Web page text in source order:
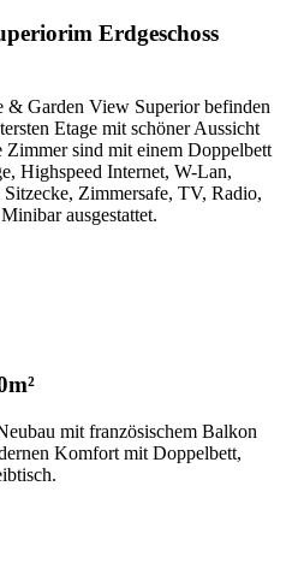
im Erdgeschoss
& Garden View Superior befinden
Etage mit schöner Aussicht
Zimmer sind mit einem Doppelbett
Highspeed Internet, W-Lan,
Zimmersafe, TV, Radio,
ausgestattet.
mit französischem Balkon
Komfort mit Doppelbett,